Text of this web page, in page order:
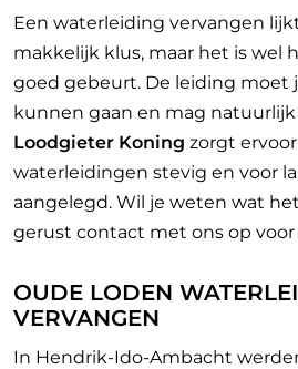
Een waterleiding vervangen
makkelijk klus, maar het is wel
goed gebeurt. De leiding moet
kunnen gaan en mag
Loodgieter Koning zorgt
waterleidingen stevig en voor
aangelegd. Wil je weten wat
gerust contact met ons op voor
OUDE LODEN
VERVANGEN
In Hendrik-Ido-Ambacht